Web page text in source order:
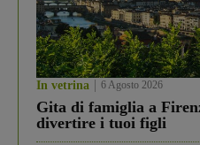
In vetrina 6 Agosto 2026
Gita di famiglia a
divertire i tuoi figli